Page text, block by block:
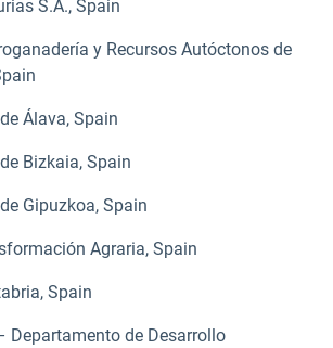
S.A., Spain
y Recursos Autóctonos de
Álava, Spain
Bizkaia, Spain
Gipuzkoa, Spain
Agraria, Spain
Spain
Departamento de Desarrollo